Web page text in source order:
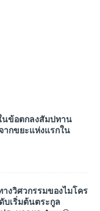
ข้อตกลงสัมปทาน
ากขยะแห่งแรกใน
งวิศวกรรมของไมโคร
บเริ่มต้นตระกูล